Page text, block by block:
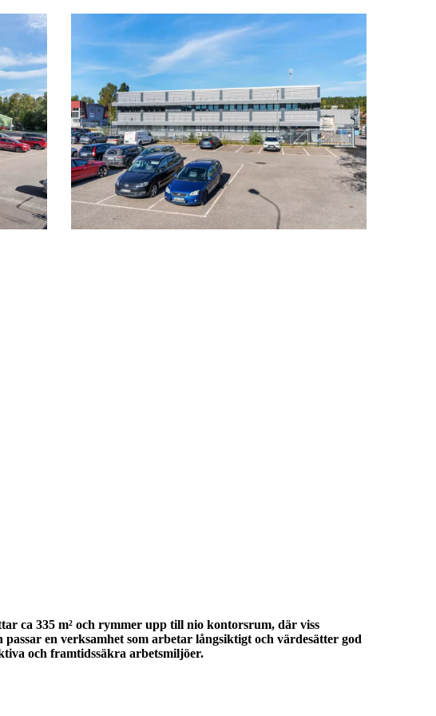
ca 335 m² och rymmer upp till nio kontorsrum, där viss
en verksamhet som arbetar långsiktigt och värdesätter god
och framtidssäkra arbetsmiljöer.